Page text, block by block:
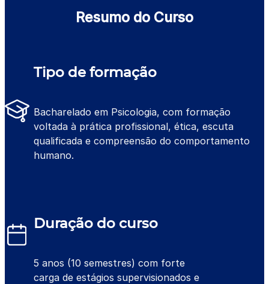
Resumo do Curso
Tipo de formação
Bacharelado em Psicologia, com formação
voltada à prática profissional, ética, escuta
qualificada e compreensão do comportamento
humano.
Duração do curso
5 anos (10 semestres) com forte
carga de estágios supervisionados e